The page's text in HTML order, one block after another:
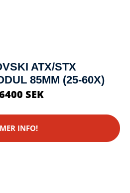
ATX/STX
85MM (25-60X)
SEK
MER INFO!